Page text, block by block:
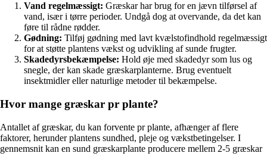
Vand regelmæssigt: Græskar har brug for en jævn tilførsel af
vand, især i tørre perioder. Undgå dog at overvande, da det kan
føre til rådne rødder.
Gødning: Tilføj gødning med lavt kvælstofindhold regelmæssigt
for at støtte plantens vækst og udvikling af sunde frugter.
Skadedyrsbekæmpelse: Hold øje med skadedyr som lus og
snegle, der kan skade græskarplanterne. Brug eventuelt
insektmidler eller naturlige metoder til bekæmpelse.
Hvor mange græskar pr plante?
Antallet af græskar, du kan forvente pr plante, afhænger af flere
faktorer, herunder plantens sundhed, pleje og vækstbetingelser. I
gennemsnit kan en sund græskarplante producere mellem 2-5 græskar